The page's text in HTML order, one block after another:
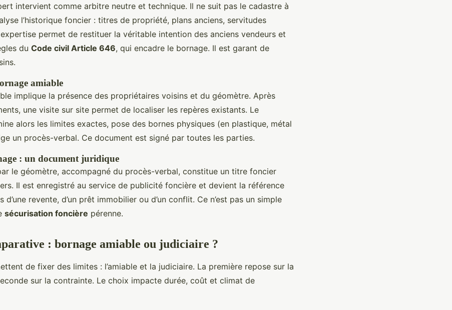
intervient comme arbitre neutre et technique. Il ne suit pas le cadastre à
l’historique foncier : titres de propriété, plans anciens, servitudes
permet de restituer la véritable intention des anciens vendeurs et
du Code civil Article 646, qui encadre le bornage. Il est garant de
amiable
implique la présence des propriétaires voisins et du géomètre. Après
une visite sur site permet de localiser les repères existants. Le
alors les limites exactes, pose des bornes physiques (en plastique, métal
un procès-verbal. Ce document est signé par toutes les parties.
: un document juridique
le géomètre, accompagné du procès-verbal, constitue un titre foncier
Il est enregistré au service de publicité foncière et devient la référence
d’une revente, d’un prêt immobilier ou d’un conflit. Ce n’est pas un simple
sécurisation foncière pérenne.
: bornage amiable ou judiciaire ?
de fixer des limites : l’amiable et la judiciaire. La première repose sur la
sur la contrainte. Le choix impacte durée, coût et climat de